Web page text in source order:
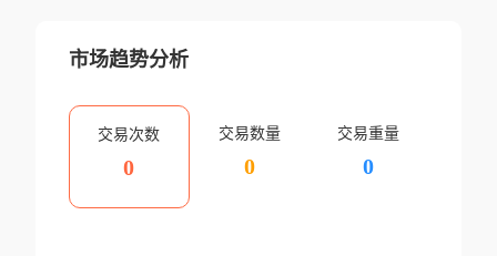
市场趋势分析
交易次数
0
交易数量
0
交易重量
0